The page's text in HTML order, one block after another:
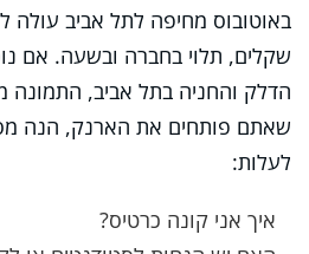
באוטובוס מחיפה לתל אביב עולה
שקלים, תלוי בחברה ובשעה. אם
הדלק והחניה בתל אביב, התמונה
שאתם פותחים את הארנק, הנה
לעלות:
איך אני קונה כרטיס?